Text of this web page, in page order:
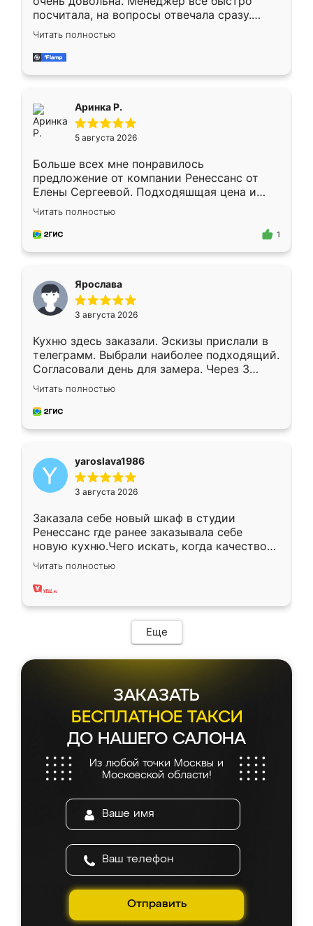
посчитала, на вопросы отвечала сразу.
Замерщик приехал в субботу, подошёл к
делу со всей ответственностью. Собрали
за день, ребята работали аккуратно, даже
Читать полностью
Аринка Р.
5 августа 2026
Больше всех мне понравилось
предложение от компании Ренессанс от
Елены Сергеевой. Подходяшщая цена и
короткие сроки изготовления. Приехавший
для замера сотрудник Владислав
предложил по моему эскизу самый
Читать полностью
1
Ярослава
3 августа 2026
Кухню здесь заказали. Эскизы прислали в
телеграмм. Выбрали наиболее подходящий.
Согласовали день для замера. Через 3
недели кухня была уже готова. Остались
довольны работой. Спасибо Ренессанс
мебель за качественную работу!
Читать полностью
yaroslava1986
3 августа 2026
Заказала себе новый шкаф в студии
Ренессанс где ранее заказывала себе
новую кухню.Чего искать, когда качеством
вполне довольна. Служит кухня уже почти
два года, нареканий нет.
Читать полностью
Еще
ЗАКАЗАТЬ
БЕСПЛАТНОЕ ТАКСИ
ДО НАШЕГО САЛОНА
Из любой точки Москвы и
Московской области!
Отправить